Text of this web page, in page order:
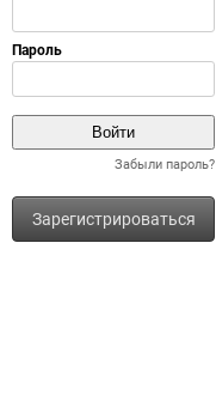
Забыли пароль?
Зарегистрироваться